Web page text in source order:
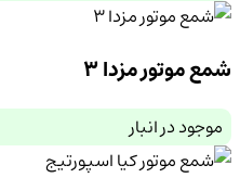
شمع موتور مزدا 3
موجود در انبار